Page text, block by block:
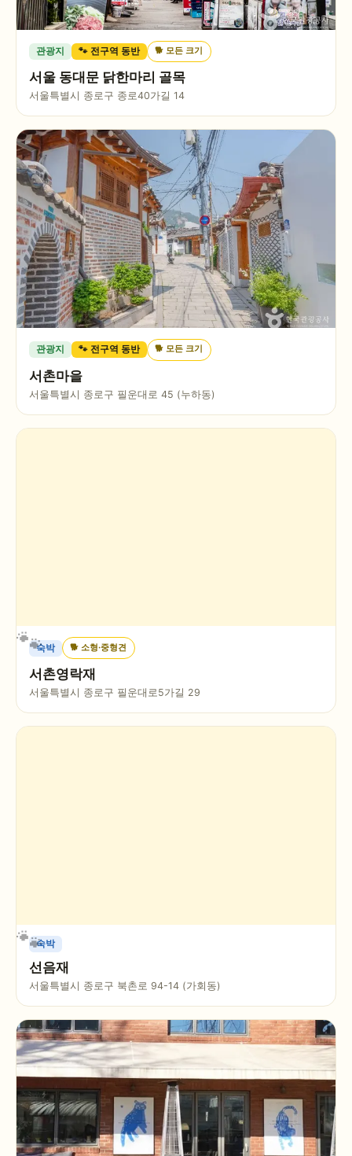
관광지 🐾 전구역 동반 🐕모든 크기
서울 동대문 닭한마리 골목
서울특별시 종로구 종로40가길 14
관광지 🐾 전구역 동반 🐕모든 크기
서촌마을
서울특별시 종로구 필운대로 45 (누하동)
숙박 🐕 소형·중형견
서촌영락재
서울특별시 종로구 필운대로5가길 29
숙박
선음재
서울특별시 종로구 북촌로 94-14 (가회동)